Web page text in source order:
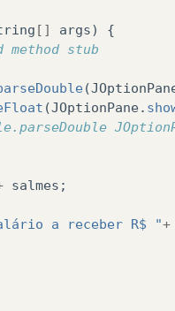
[] args)
{
method stub
(
(JOptionPane.
salmes ;
a receber R$ "+